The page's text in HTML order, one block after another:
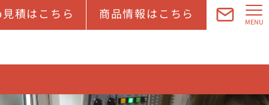
積はこちら 商品情報はこちら
MENU